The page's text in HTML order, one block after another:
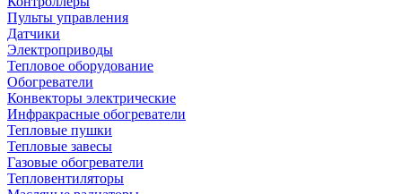
Пульты управления
Датчики
Электроприводы
Тепловое оборудование
Обогреватели
Конвекторы электрические
Инфракрасные обогреватели
Тепловые пушки
Тепловые завесы
Газовые обогреватели
Тепловентиляторы